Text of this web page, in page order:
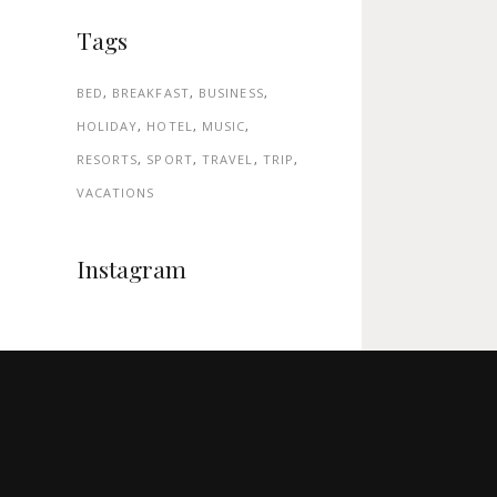
Tags
BED BREAKFAST
BUSINESS
HOLIDAY HOTEL
MUSIC
RESORTS SPORT TRAVEL
TRIP
VACATIONS
Instagram